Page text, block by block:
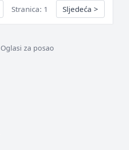
Stranica: 1 Sljedeća >
Oglasi za posao